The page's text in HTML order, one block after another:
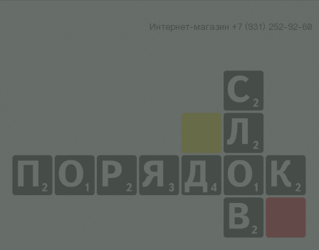
Интернет-магазин +7 (931) 252-92-60